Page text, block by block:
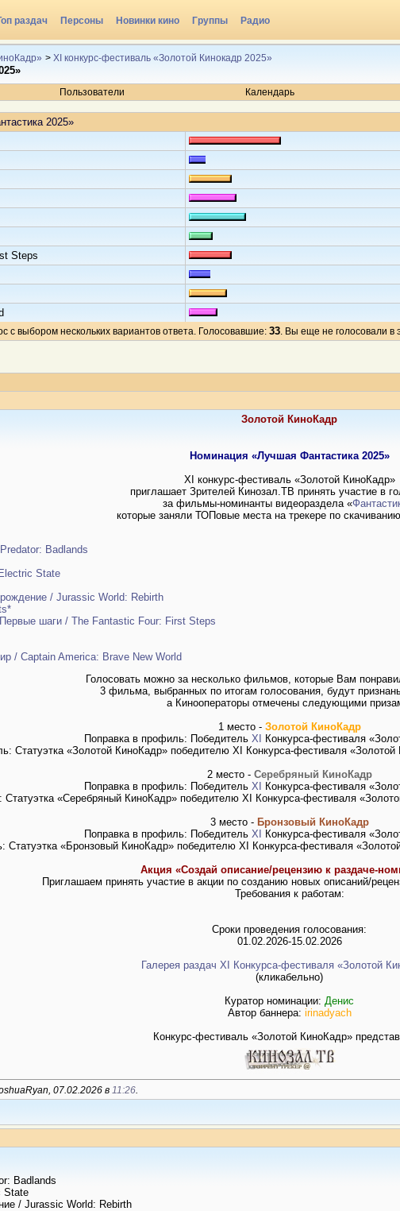
раздач Персоны Новинки кино Группы Радио
> XI конкурс-фестиваль «Золотой Кинокадр 2025»
Пользователи Календарь
2025»
Steps
с выбором нескольких вариантов ответа. Голосовавшие: 33. Вы еще не голосовали в
Золотой КиноКадр
Номинация «Лучшая Фантастика 2025»
XI конкурс-фестиваль «Золотой КиноКадр»
приглашает Зрителей Кинозал.ТВ принять участие в
за фильмы-номинанты видеораздела «
которые заняли ТОПовые места на трекере по
Badlands
State
/ Jurassic World: Rebirth
шаги / The Fantastic Four: First Steps
/ Captain America: Brave New World
Голосовать можно за несколько фильмов, которые Вам
3 фильма, выбранных по итогам голосования, будут
а Кинооператоры отмечены следующими
1 место - Золотой КиноКадр
Поправка в профиль: Победитель XI
Конкурса-фестиваля
Статуэтка «Золотой КиноКадр» победителю XI Конкурса-фестиваля
2 место - Серебряный КиноКадр
Поправка в профиль: Победитель XI
Конкурса-фестиваля
«Серебряный КиноКадр» победителю XI Конкурса-фестиваля
3 место - Бронзовый КиноКадр
Поправка в профиль: Победитель XI
Конкурса-фестиваля
Статуэтка «Бронзовый КиноКадр» победителю XI Конкурса-фестиваля
Акция «Создай описание/рецензию к раздаче-
Приглашаем принять участие в акции по созданию новых описаний/
Требования к работам:
Сроки проведения голосования:
01.02.2026-15.02.2026
Галерея раздач XI Конкурса-фестиваля «Золотой
(кликабельно)
Куратор номинации: Денис
Автор баннера: irinadyach
Конкурс-фестиваль «Золотой КиноКадр»
07.02.2026 в 11:26.
Badlands
State
/ Jurassic World: Rebirth